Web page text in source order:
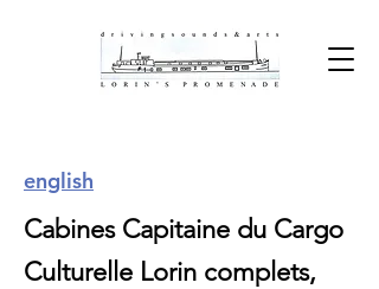
english
Cabines Capitaine du Cargo
Culturelle Lorin complets,